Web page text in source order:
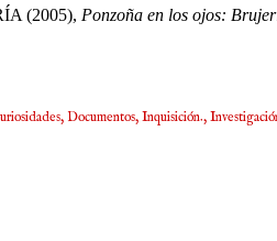
(2005), Ponzoña en los ojos:
Documentos Inquisición.